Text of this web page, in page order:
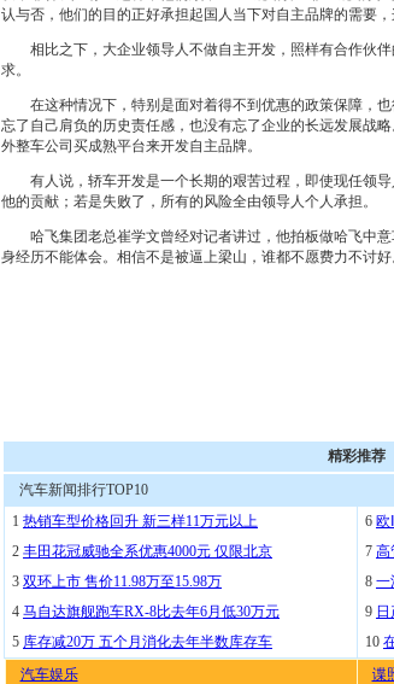
认与否，他们的目的正好承担起国人当下对自主品牌的需要，
相比之下，大企业领导人不做自主开发，照样有合作伙伴
求。
在这种情况下，特别是面对着得不到优惠的政策保障，也
忘了自己肩负的历史责任感，也没有忘了企业的长远发展战
外整车公司买成熟平台来开发自主品牌。
有人说，轿车开发是一个长期的艰苦过程，即使现任领导
他的贡献；若是失败了，所有的风险全由领导人个人承担。
哈飞集团老总崔学文曾经对记者讲过，他拍板做哈飞中意
身经历不能体会。相信不是被逼上梁山，谁都不愿费力不讨
精彩推荐
汽车新闻排行TOP10
1 热销车型价格回升 新三样11万元以上
2 丰田花冠威驰全系优惠4000元 仅限北京
3 双环上市 售价11.98万至15.98万
4 马自达旗舰跑车RX-8比去年6月低30万元
5 库存减20万 五个月消化去年半数库存车
6
7 高
8 一
9
10
汽车娱乐
谍